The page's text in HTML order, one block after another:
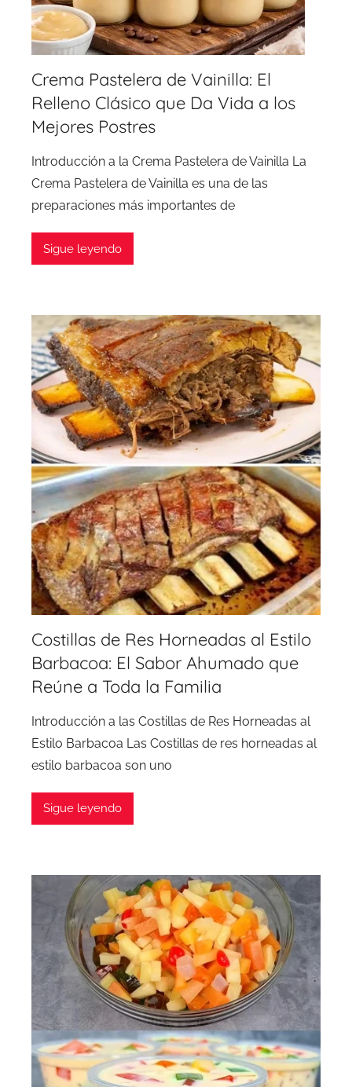
Crema Pastelera de Vainilla: El
Relleno Clásico que Da Vida a los
Mejores Postres
Introducción a la Crema Pastelera de Vainilla La
Crema Pastelera de Vainilla es una de las
preparaciones más importantes de
Sigue leyendo
Costillas de Res Horneadas al Estilo
Barbacoa: El Sabor Ahumado que
Reúne a Toda la Familia
Introducción a las Costillas de Res Horneadas al
Estilo Barbacoa Las Costillas de res horneadas al
estilo barbacoa son uno
Sigue leyendo